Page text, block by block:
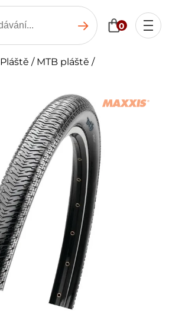
0
Pláště / MTB pláště /